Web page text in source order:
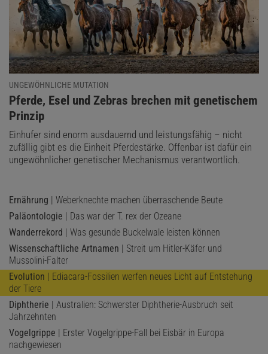
UNGEWÖHNLICHE MUTATION
:
Pferde, Esel und Zebras brechen mit genetischem
Prinzip
Einhufer sind enorm ausdauernd und leistungsfähig – nicht
zufällig gibt es die Einheit Pferdestärke. Offenbar ist dafür ein
ungewöhnlicher genetischer Mechanismus verantwortlich.
Ernährung | Weberknechte machen überraschende Beute
Paläontologie | Das war der T. rex der Ozeane
Wanderrekord | Was gesunde Buckelwale leisten können
Wissenschaftliche Artnamen | Streit um Hitler-Käfer und
Mussolini-Falter
Evolution | Ediacara-Fossilien werfen neues Licht auf Entstehung
der Tiere
Diphtherie | Australien: Schwerster Diphtherie-Ausbruch seit
Jahrzehnten
Vogelgrippe | Erster Vogelgrippe-Fall bei Eisbär in Europa
nachgewiesen